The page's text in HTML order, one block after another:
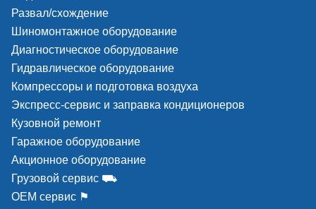
Развал/схождение
Шиномонтажное оборудование
Диагностическое оборудование
Гидравлическое оборудование
Компрессоры и подготовка воздуха
Экспресс-сервис и заправка кондиционеров
Кузовной ремонт
Гаражное оборудование
Акционное оборудование
Грузовой сервис ⛟
ОЕМ сервис ⚑